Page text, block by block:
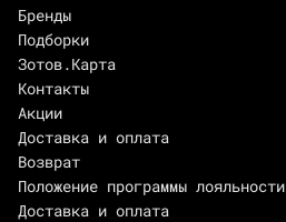
Бренды
Подборки
Зотов.Карта
Контакты
Акции
Доставка и оплата
Возврат
Положение программы лояльности
Доставка и оплата